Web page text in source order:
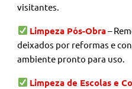
visitantes.
Limpeza Pós-Obra–
deixados por reformas e
ambiente pronto para uso.
Limpeza de Escolas e